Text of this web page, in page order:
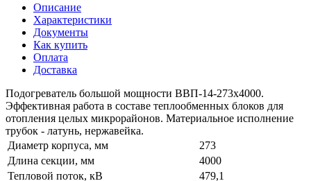
Описание
Характеристики
Документы
Как купить
Оплата
Доставка
Подогреватель большой мощности ВВП-14-273х4000.
Эффективная работа в составе теплообменных блоков для
отопления целых микрорайонов. Материальное исполнение
трубок - латунь, нержавейка.
Диаметр корпуса, мм
273
Длина секции, мм
4000
Тепловой поток, кВ
479,1